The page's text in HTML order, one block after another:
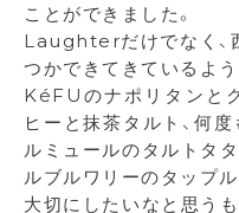
ことができました。
Laughterだけでなく、
つかできてきているよう
KéFUのナポリタンと
ヒーと抹茶タルト、何
ルミュールのタルトタ
ルブルワリーのタップ
大切にしたいなと思う